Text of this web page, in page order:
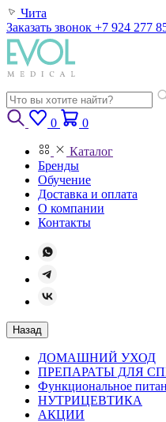
Чита
Заказать звонок +7 924 277
0 0
Каталог
Бренды
Обучение
Доставка и оплата
О компании
Контакты
Назад
ДОМАШНИЙ УХОД
ПРЕПАРАТЫ ДЛЯ
Функциональное
НУТРИЦЕВТИКА
АКЦИИ